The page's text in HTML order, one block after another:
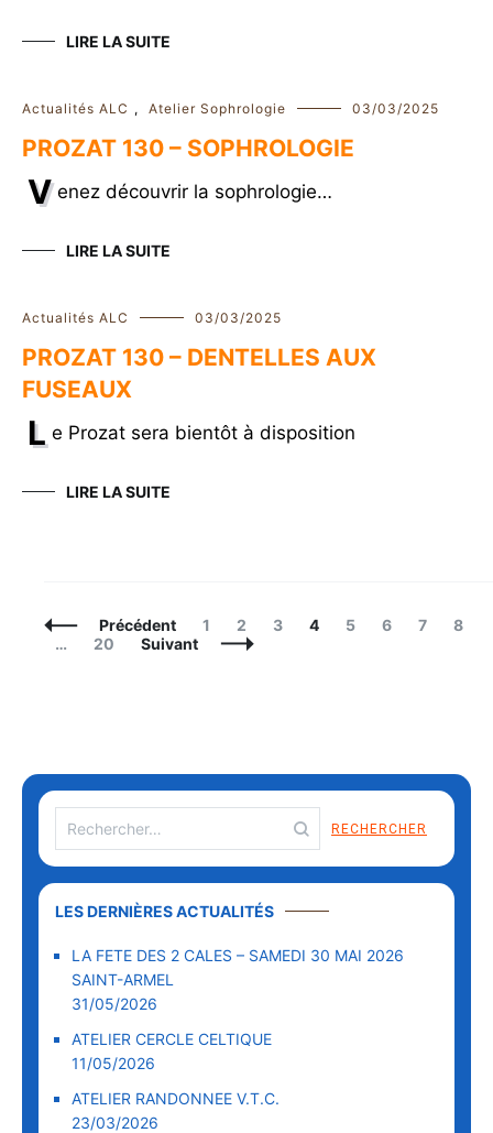
LIRE LA SUITE
Actualités ALC , Atelier Sophrologie 03/03/2025
PROZAT 130 – SOPHROLOGIE
V enez découvrir la sophrologie…
LIRE LA SUITE
Actualités ALC 03/03/2025
PROZAT 130 – DENTELLES AUX
FUSEAUX
L e Prozat sera bientôt à disposition
LIRE LA SUITE
NavigationPrécédent Page
1 Page
2 Page
3 Page
4 Page
5 Page
6 Page
7 Page
8
…
Page
20 Suivant
LES DERNIÈRES ACTUALITÉS
LA FETE DES 2 CALES – SAMEDI 30 MAI 2026
SAINT-ARMEL
31/05/2026
ATELIER CERCLE CELTIQUE
11/05/2026
ATELIER RANDONNEE V.T.C.
23/03/2026